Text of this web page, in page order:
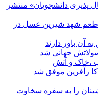
پذیری دانشجویان» منتشر
طعم شهد شیرین عسل‌ در
آن باور دارند
جهانی شد
،خاک و آتش
رآفرین موفق شد
را به سفره سخاوت